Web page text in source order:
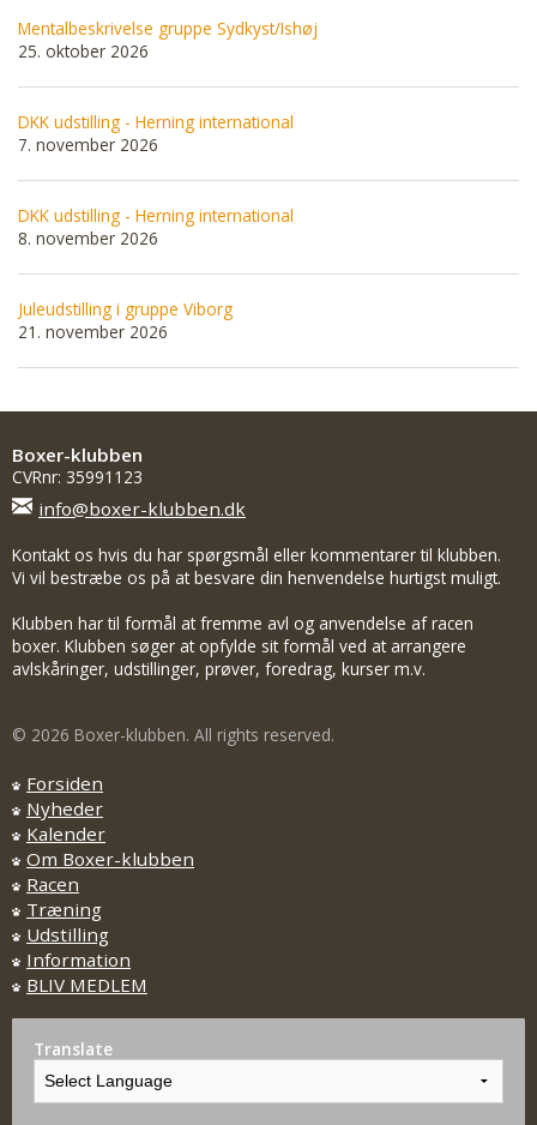
Mentalbeskrivelse gruppe Sydkyst/Ishøj
25. oktober 2026
DKK udstilling - Herning international
7. november 2026
DKK udstilling - Herning international
8. november 2026
Juleudstilling i gruppe Viborg
21. november 2026
Boxer-klubben
CVRnr: 35991123
info@boxer-klubben.dk
Kontakt os hvis du har spørgsmål eller kommentarer til klubben.
Vi vil bestræbe os på at besvare din henvendelse hurtigst muligt.
Klubben har til formål at fremme avl og anvendelse af racen
boxer. Klubben søger at opfylde sit formål ved at arrangere
avlskåringer, udstillinger, prøver, foredrag, kurser m.v.
© 2026 Boxer-klubben. All rights reserved.
Forsiden
Nyheder
Kalender
Om Boxer-klubben
Racen
Træning
Udstilling
Information
BLIV MEDLEM
Translate